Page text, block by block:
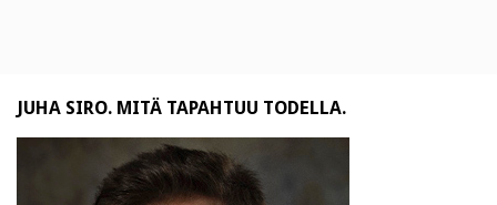
JUHA SIRO. MITÄ TAPAHTUU TODELLA.